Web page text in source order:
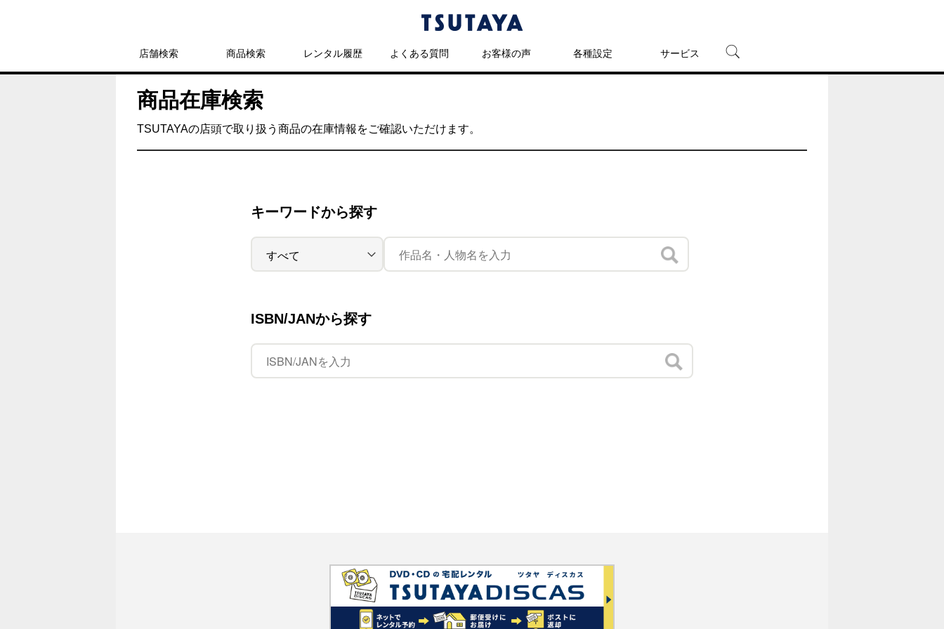
店舗検索 商品検索 レンタル履歴 よくある質問 お客様の声 各種設定 サービス
蔦屋書店
商品在庫検索
TSUTAYAの店頭で取り扱う商品の在庫情報をご確認いただけます。
キーワードから探す
ISBN/JANから探す